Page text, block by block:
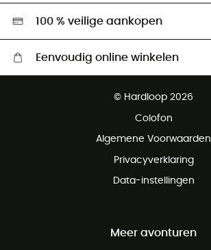
Hardgreen
100 % veilige aankopen
Eenvoudig online winkelen
Gratis retourneren binnen 100 dagen
© Hardloop 2026
Colofon
Algemene Voorwaarden
Privacyverklaring
Data-instellingen
Meer avonturen